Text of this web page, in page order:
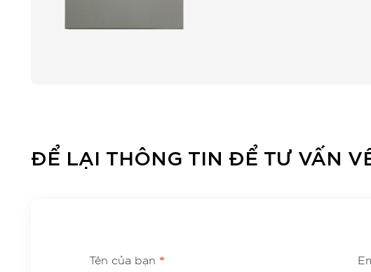
ĐỂ LẠI THÔNG TIN ĐỂ TƯ VẤN
Tên của bạn *